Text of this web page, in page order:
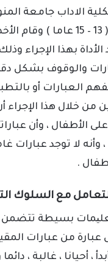
الاداب جامعة
المرحلة الإعدادية ( 13 – 15 عاما )
بهذا الإجراء
والوقوف بشكل
العبارات أو
من خلال هذا الإجراء
الأطفال ، وأن
وأنه لا توجد عبارات
.
مع السلوك
بسيطة تتضمن
من عبارات
، أحيانا ، غالبة ،